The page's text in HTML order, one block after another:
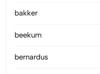
bakker
beekum
bernardus